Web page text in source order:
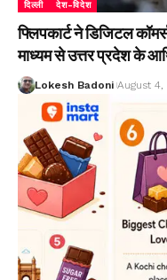
दिल्ली देश-विदेश
फ्लिपकार्ट ने डिजिटल
माध्यम से उत्तर प्रदेश के
Lokesh Badoni August 4,